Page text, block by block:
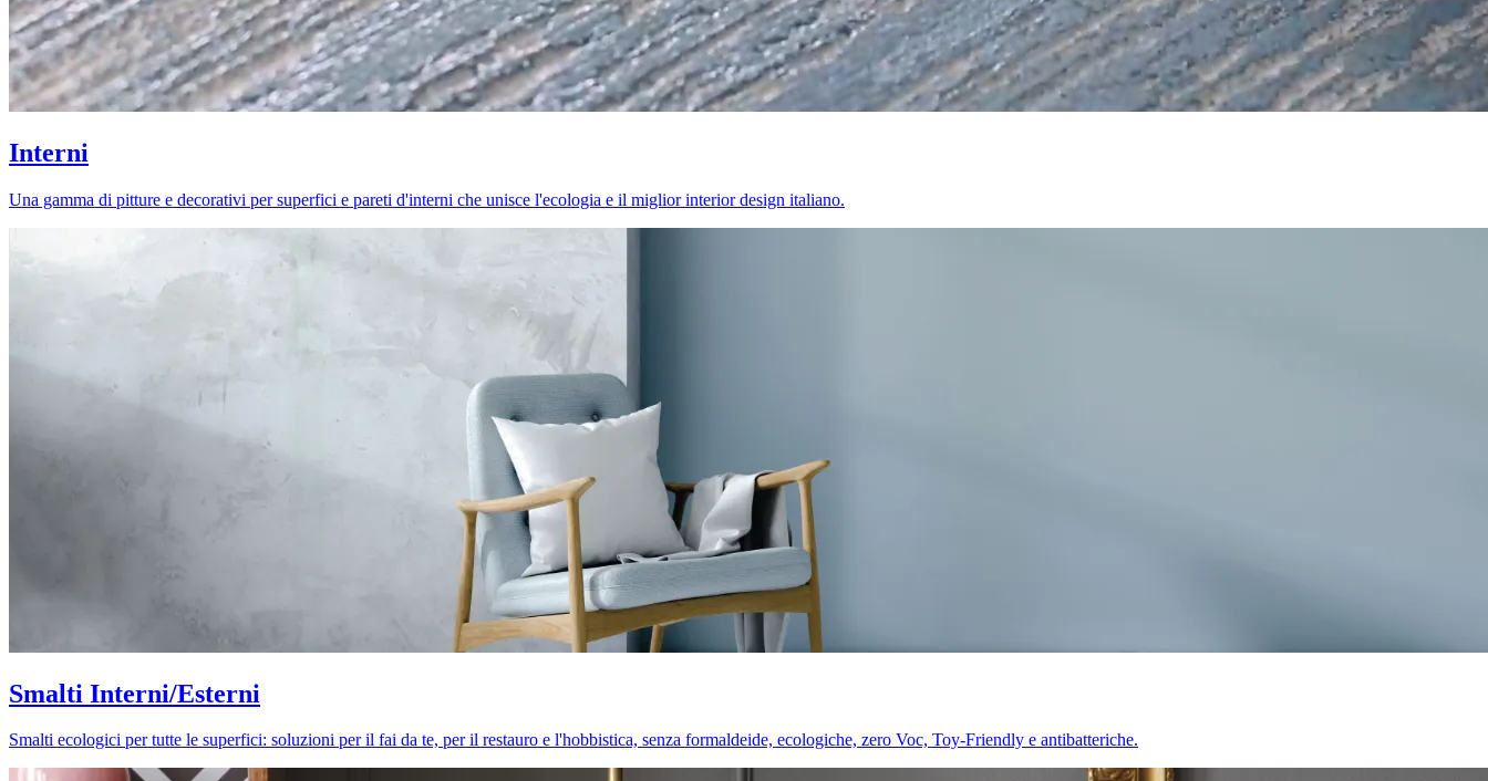
Interni
Una gamma di pitture e decorativi per superfici e pareti d'interni che unisce l'ecologia e il miglior interior design italiano.
Smalti Interni/Esterni
Smalti ecologici per tutte le superfici: soluzioni per il fai da te, per il restauro e l'hobbistica, senza formaldeide, ecologiche, zero Voc, Toy-Friendly e antibatteriche.